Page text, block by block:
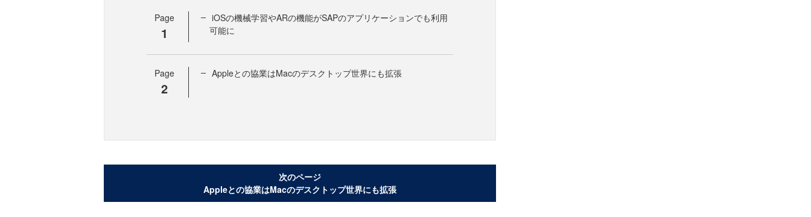
Page
1
iOSの機械学習やARの機能がSAPのアプリケーションでも利用
可能に
Page
2
Appleとの協業はMacのデスクトップ世界にも拡張
次のページ
Appleとの協業はMacのデスクトップ世界にも拡張